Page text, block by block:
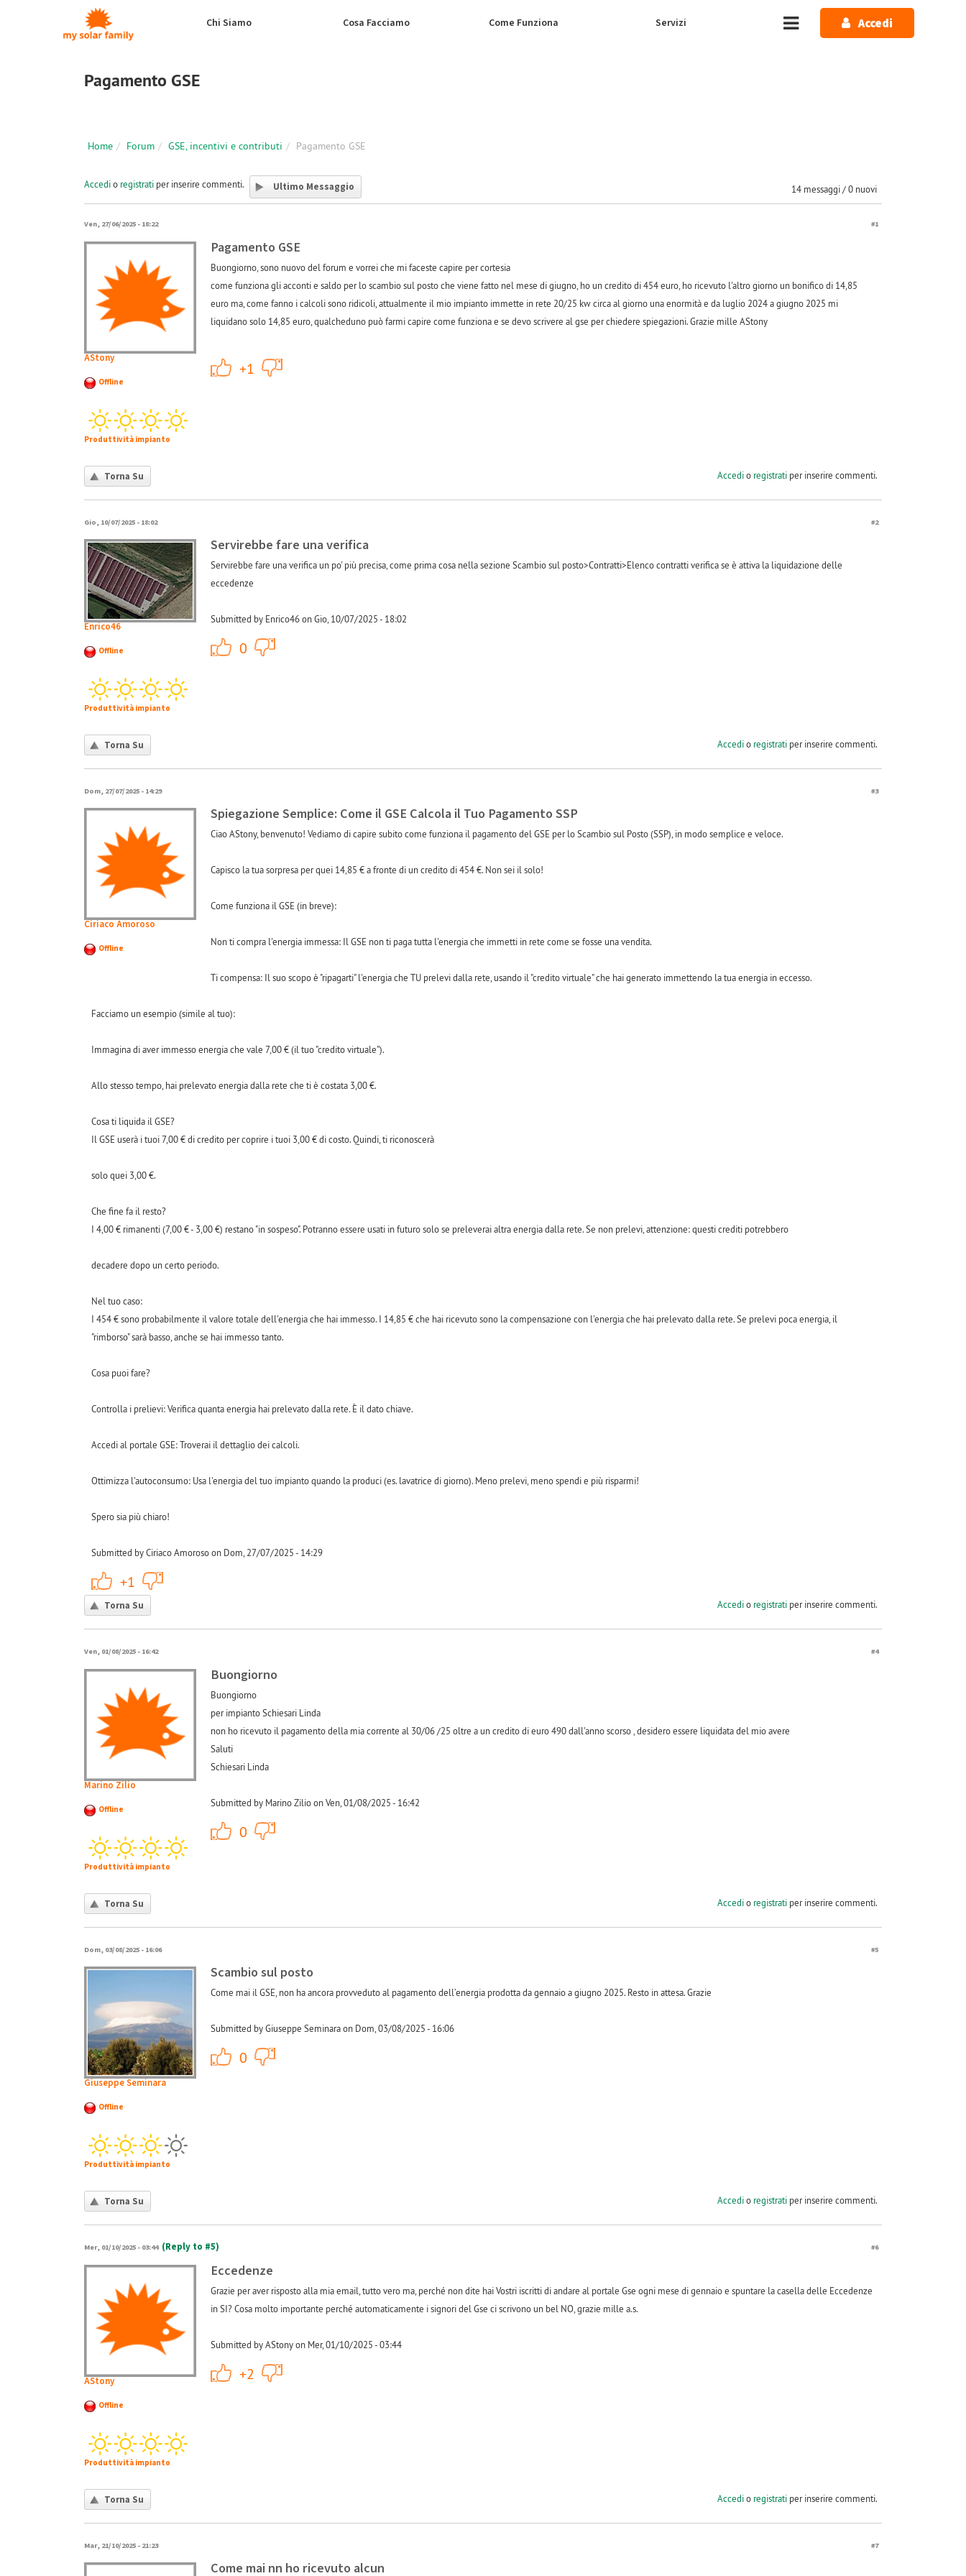
Salta al contenuto principale
Chi Siamo Cosa Facciamo Come Funziona Servizi Accedi
Pagamento GSE
Home Forum GSE, incentivi e contributi Pagamento GSE
14 messaggi / 0 nuovi
Accedio registrati per inserire commenti. Ultimo Messaggio
Ven, 27/06/2025 - 18:22 #1
AStony
Offline
Produttività impianto
Pagamento GSE
Buongiorno, sono nuovo del forum e vorrei che mi faceste capire per cortesia
come funziona gli acconti e saldo per lo scambio sul posto che viene fatto nel mese di giugno, ho un credito di 454 euro, ho ricevuto l'altro giorno un bonifico di 14,85
euro ma, come fanno i calcoli sono ridicoli, attualmente il mio impianto immette in rete 20/25 kw circa al giorno una enormità e da luglio 2024 a giugno 2025 mi
liquidano solo 14,85 euro, qualcheduno può farmi capire come funziona e se devo scrivere al gse per chiedere spiegazioni. Grazie mille AStony
+1
+1
Torna Su Accedio registratiper inserire commenti.
Gio, 10/07/2025 - 18:02 #2
Enrico46
Offline
Produttività impianto
Servirebbe fare una verifica
Servirebbe fare una verifica un po' più precisa, come prima cosa nella sezione Scambio sul posto>Contratti>Elenco contratti verifica se è attiva la liquidazione delle
eccedenze
Submitted by Enrico46 on Gio, 10/07/2025 - 18:02
0
Torna Su Accedio registratiper inserire commenti.
Dom, 27/07/2025 - 14:29 #3
Ciriaco Amoroso
Offline
Spiegazione Semplice: Come il GSE Calcola il Tuo Pagamento SSP
Ciao AStony, benvenuto! Vediamo di capire subito come funziona il pagamento del GSE per lo Scambio sul Posto (SSP), in modo semplice e veloce.
Capisco la tua sorpresa per quei 14,85 € a fronte di un credito di 454 €. Non sei il solo!
Come funziona il GSE (in breve):
Non ti compra l'energia immessa: Il GSE non ti paga tutta l'energia che immetti in rete come se fosse una vendita.
Ti compensa: Il suo scopo è "ripagarti" l'energia che TU prelevi dalla rete, usando il "credito virtuale" che hai generato immettendo la tua energia in eccesso.
Facciamo un esempio (simile al tuo):
Immagina di aver immesso energia che vale 7,00 € (il tuo "credito virtuale").
Allo stesso tempo, hai prelevato energia dalla rete che ti è costata 3,00 €.
Cosa ti liquida il GSE?
Il GSE userà i tuoi 7,00 € di credito per coprire i tuoi 3,00 € di costo. Quindi, ti riconoscerà
solo quei 3,00 €.
Che fine fa il resto?
I 4,00 € rimanenti (7,00 € - 3,00 €) restano "in sospeso". Potranno essere usati in futuro solo se preleverai altra energia dalla rete. Se non prelevi, attenzione: questi crediti potrebbero
decadere dopo un certo periodo.
Nel tuo caso:
I 454 € sono probabilmente il valore totale dell'energia che hai immesso. I 14,85 € che hai ricevuto sono la compensazione con l'energia che hai prelevato dalla rete. Se prelevi poca energia, il
"rimborso" sarà basso, anche se hai immesso tanto.
Cosa puoi fare?
Controlla i prelievi: Verifica quanta energia hai prelevato dalla rete. È il dato chiave.
Accedi al portale GSE: Troverai il dettaglio dei calcoli.
Ottimizza l'autoconsumo: Usa l'energia del tuo impianto quando la produci (es. lavatrice di giorno). Meno prelevi, meno spendi e più risparmi!
Spero sia più chiaro!
Submitted by Ciriaco Amoroso on Dom, 27/07/2025 - 14:29
+1
Torna Su Accedio registratiper inserire commenti.
Ven, 01/08/2025 - 16:42 #4
Marino Zilio
Offline
Produttività impianto
Buongiorno
Buongiorno
per impianto Schiesari Linda
non ho ricevuto il pagamento della mia corrente al 30/06 /25 oltre a un credito di euro 490 dall'anno scorso , desidero essere liquidata del mio avere
Saluti
Schiesari Linda
Submitted by Marino Zilio on Ven, 01/08/2025 - 16:42
0
Torna Su Accedio registratiper inserire commenti.
Dom, 03/08/2025 - 16:06 #5
Giuseppe Seminara
Offline
Produttività impianto
Scambio sul posto
Come mai il GSE, non ha ancora provveduto al pagamento dell’energia prodotta da gennaio a giugno 2025. Resto in attesa. Grazie
Submitted by Giuseppe Seminara on Dom, 03/08/2025 - 16:06
0
Torna Su Accedio registratiper inserire commenti.
Mer, 01/10/2025 - 03:44 (Reply to #5) #6
AStony
Offline
Produttività impianto
Eccedenze
Grazie per aver risposto alla mia email, tutto vero ma, perché non dite hai Vostri iscritti di andare al portale Gse ogni mese di gennaio e spuntare la casella delle Eccedenze
in SI? Cosa molto importante perché automaticamente i signori del Gse ci scrivono un bel NO, grazie mille a.s.
Submitted by AStony on Mer, 01/10/2025 - 03:44
+1
+2
Torna Su Accedio registratiper inserire commenti.
Mar, 21/10/2025 - 21:23 #7
Come mai nn ho ricevuto alcun